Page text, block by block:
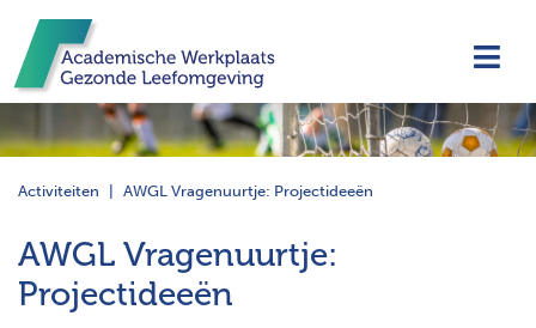
Activiteiten AWGL Vragenuurtje: Projectideeën
AWGL Vragenuurtje:
Projectideeën